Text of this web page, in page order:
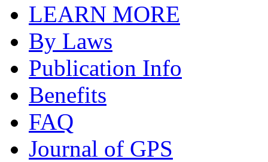
LEARN MORE
By Laws
Publication Info
Benefits
FAQ
Journal of GPS